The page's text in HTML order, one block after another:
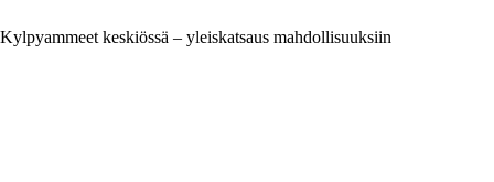
Kylpyammeet keskiössä – yleiskatsaus mahdollisuuksiin